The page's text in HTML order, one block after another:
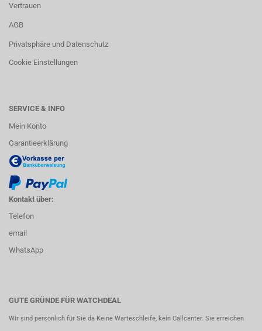
Vertrauen
AGB
Privatsphäre und Datenschutz
Cookie Einstellungen
SERVICE & INFO
Mein Konto
Garantieerklärung
Kontakt über:
Telefon
email
WhatsApp
GUTE GRÜNDE FÜR WATCHDEAL
Wir sind persönlich für Sie da Keine Warteschleife, kein Callcenter. Sie erreichen